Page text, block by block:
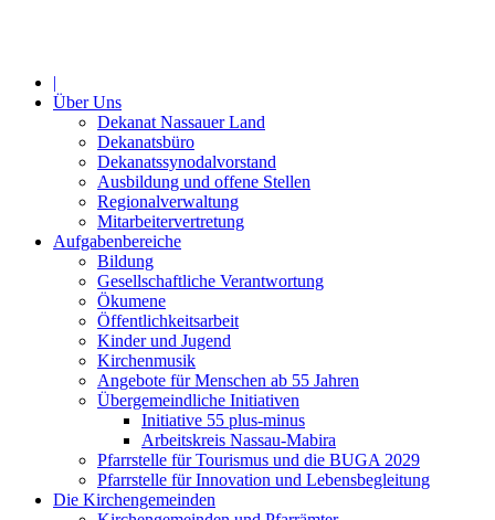
|
Über Uns
Dekanat Nassauer Land
Dekanatsbüro
Dekanatssynodalvorstand
Ausbildung und offene Stellen
Regionalverwaltung
Mitarbeitervertretung
Aufgabenbereiche
Bildung
Gesellschaftliche Verantwortung
Ökumene
Öffentlichkeitsarbeit
Kinder und Jugend
Kirchenmusik
Angebote für Menschen ab 55 Jahren
Übergemeindliche Initiativen
Initiative 55 plus-minus
Arbeitskreis Nassau-Mabira
Pfarrstelle für Tourismus und die BUGA 2029
Pfarrstelle für Innovation und Lebensbegleitung
Die Kirchengemeinden